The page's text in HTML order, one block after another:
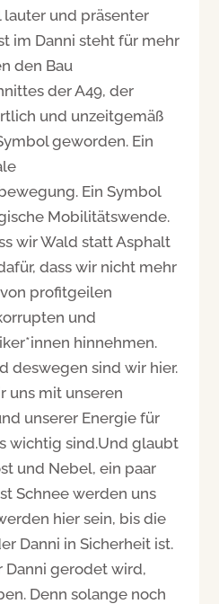
und präsenter
im Danni steht für mehr
den Bau
der A49, der
und unzeitgemäß
geworden. Ein
Ein Symbol
Mobilitätswende.
wir Wald statt Asphalt
dass wir nicht mehr
profitgeilen
und
hinnehmen.
deswegen sind wir hier.
uns mit unseren
unserer Energie für
wichtig sind.Und glaubt
und Nebel, ein paar
Schnee werden uns
hier sein, bis die
Danni in Sicherheit ist.
Danni gerodet wird,
Denn solange noch